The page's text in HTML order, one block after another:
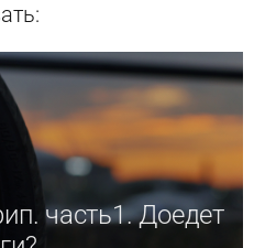
часть1. Доедет